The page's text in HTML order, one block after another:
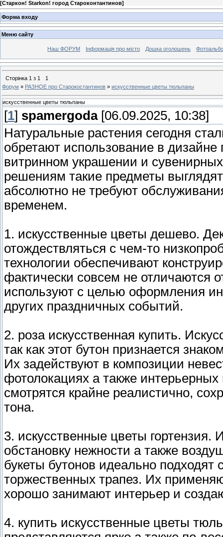
[Старкон! Starkon! город Староконтантинов]
Форма входу
Меню сайту
Наш ФОРУМ Інформація про місто Дошка оголошень
Сторінка 1 з 1
1
Форум » РАЗНОЕ про Старокостантинов » искусственные цветы тюльпаны
искусственные цветы тюльпаны
[1] spamergoda[06.09.2025, 10:38]
Натуральные растения сегодня
обретают использование в
витринном украшении и
решениям такие предметы
абсолютно не требуют
временем.
1. искусственные цветы дешево.
отождествляться с чем-то
технологии обеспечивают
фактически совсем не отличаются
используют с целью оформления
других праздничных событий.
2. роза искусственная купить.
так как этот бутон признается
Их задействуют в композиции
фотолокациях а также
смотрятся крайне реалистично,
тона.
3. искусственные цветы гортензия.
обстановку нежности а также
букеты бутонов идеально
торжественных трапез. Их
хорошо занимают интерьер и
4. купить искусственные цветы